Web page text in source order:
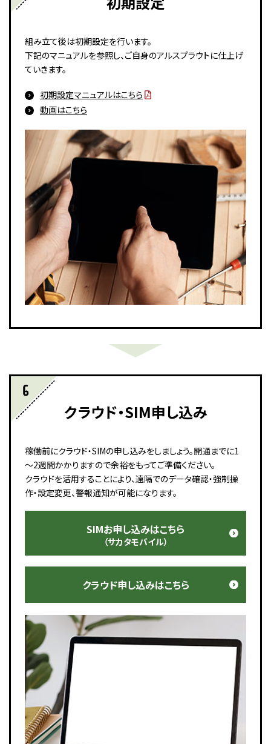
組み立て後は初期設定を行います。
下記のマニュアルを参照し、ご自身のアルスプラウトに仕上げ
ていきます。
初期設定マニュアルはこちら
動画はこちら
クラウド・SIM申し込み
稼働前にクラウド・SIMの申し込みをしましょう。開通までに1
～2週間かかりますので余裕をもってご準備ください。
クラウドを活用することにより、遠隔でのデータ確認・強制操
作・設定変更、警報通知が可能になります。
SIMお申し込みはこちら
（サカタモバイル）
クラウド申し込みはこちら